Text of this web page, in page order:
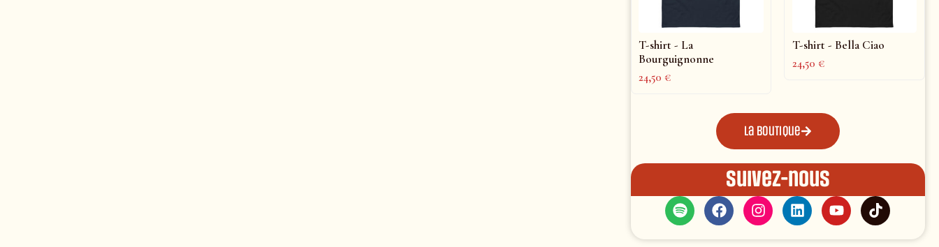
T-shirt - La
Bourguignonne
24,50€
T-shirt - Bella Ciao
24,50€
La boutique
Suivez-nous